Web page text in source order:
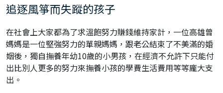
追逐風箏而失蹤的孩子
在社會上大家都為了求溫飽努力賺錢維持家計，一位高雄曾
媽媽是一位堅強努力的單親媽媽，跟老公結束了不美滿的婚
姻後，獨自撫養年幼10歲的小男孩，在經濟不允許下只能付
出比別人更多的努力來撫養小孩的學費生活費用等等龐大支
出。